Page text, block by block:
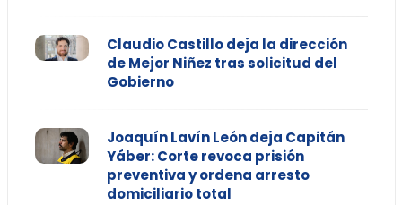
Claudio Castillo deja la dirección
de Mejor Niñez tras solicitud del
Gobierno
Joaquín Lavín León deja Capitán
Yáber: Corte revoca prisión
preventiva y ordena arresto
domiciliario total